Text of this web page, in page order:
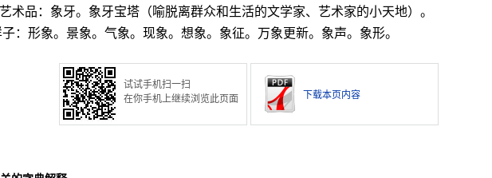
术品：象牙。象牙宝塔（喻脱离群众和生活的文学家、艺术家的小天地）。
：形象。景象。气象。现象。想象。象征。万象更新。象声。象形。
试试手机扫一扫
在你手机上继续浏览此页面
下载本页内容